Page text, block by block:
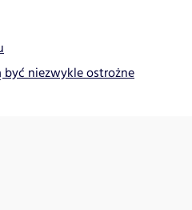
być niezwykle ostrożne